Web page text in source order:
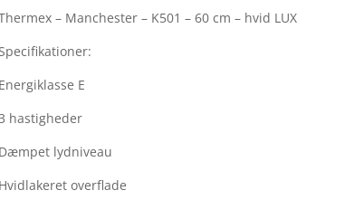
– Manchester – K501 – 60 cm – hvid LUX
Energiklasse E
hastigheder
Dæmpet lydniveau
Hvidlakeret overflade